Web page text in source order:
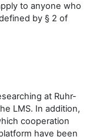
to anyone who
by § 2 of
at Ruhr-
LMS. In addition,
cooperation
have been